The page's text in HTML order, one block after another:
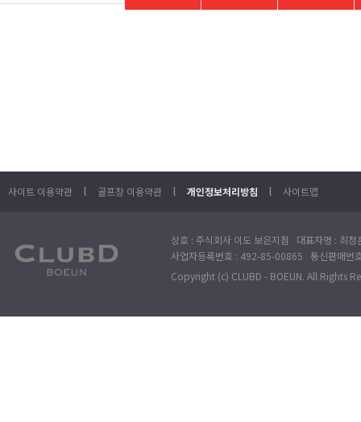
사이트 이용약관 l 골프장 이용약관 l 개인정보처리방침 l 사이트맵
상호 : 주식회사 이도 보은지점 대표자명 : 최
사업자등록번호 : 492-85-00865 통신판매
Copyright (c) CLUBD - BOEUN. All Rights